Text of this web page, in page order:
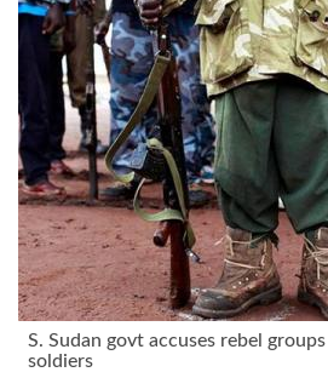
S. Sudan govt accuses rebel
soldiers